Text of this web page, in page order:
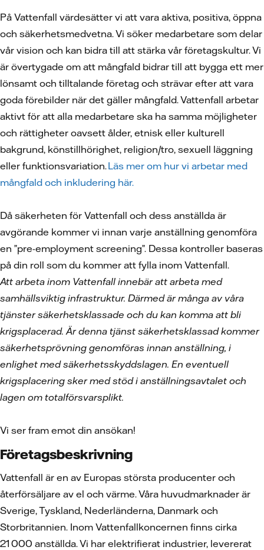
På Vattenfall värdesätter vi att vara aktiva, positiva, öppna
och säkerhetsmedvetna. Vi söker medarbetare som delar
vår vision och kan bidra till att stärka vår företagskultur. Vi
är övertygade om att mångfald bidrar till att bygga ett mer
lönsamt och tilltalande företag och strävar efter att vara
goda förebilder när det gäller mångfald. Vattenfall arbetar
aktivt för att alla medarbetare ska ha samma möjligheter
och rättigheter oavsett ålder, etnisk eller kulturell
bakgrund, könstillhörighet, religion/tro, sexuell läggning
eller funktionsvariation.Läs mer om hur vi arbetar med
mångfald och inkludering här.
Då säkerheten för Vattenfall och dess anställda är
avgörande kommer vi innan varje anställning genomföra
en ”pre-employment screening”. Dessa kontroller baseras
på din roll som du kommer att fylla inom Vattenfall.
Att arbeta inom Vattenfall innebär att arbeta med
samhällsviktig infrastruktur. Därmed är många av våra
tjänster säkerhetsklassade och du kan komma att bli
krigsplacerad. Är denna tjänst säkerhetsklassad kommer
säkerhetsprövning genomföras innan anställning, i
enlighet med säkerhetsskyddslagen. En eventuell
krigsplacering sker med stöd i anställningsavtalet och
lagen om totalförsvarsplikt.
Vi ser fram emot din ansökan!
Företagsbeskrivning
Vattenfall är en av Europas största producenter och
återförsäljare av el och värme. Våra huvudmarknader är
Sverige, Tyskland, Nederländerna, Danmark och
Storbritannien. Inom Vattenfallkoncernen finns cirka
21 000 anställda. Vi har elektrifierat industrier, levererat